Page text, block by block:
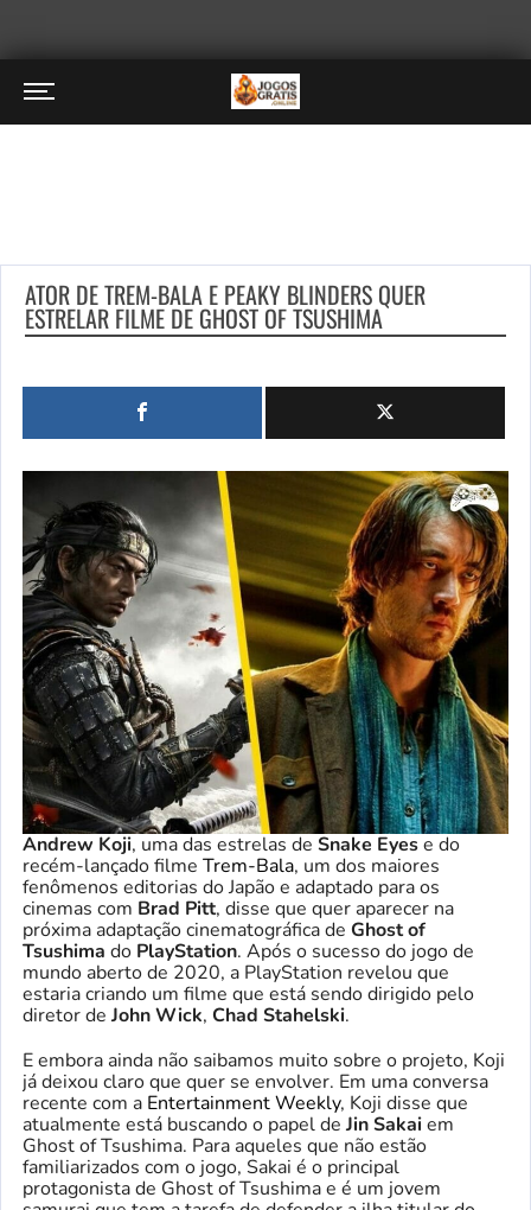
ATOR DE TREM-BALA E PEAKY BLINDERS QUER
ESTRELAR FILME DE GHOST OF TSUSHIMA
Andrew Koji, uma das estrelas de Snake Eyese do
recém-lançado filme Trem-Bala, um dos maiores
fenômenos editorias do Japão e adaptado para os
cinemas com Brad Pitt, disse que quer aparecer na
próxima adaptação cinematográfica de Ghost of
Tsushima do PlayStation. Após o sucesso do jogo de
mundo aberto de 2020, a PlayStation revelou que
estaria criando um filme que está sendo dirigido pelo
diretor de John Wick, Chad Stahelski.
E embora ainda não saibamos muito sobre o projeto, Koji
já deixou claro que quer se envolver. Em uma conversa
recente com a Entertainment Weekly, Koji disse que
atualmente está buscando o papel de Jin Sakaiem
Ghost of Tsushima. Para aqueles que não estão
familiarizados com o jogo, Sakai é o principal
protagonista de Ghost of Tsushima e é um jovem